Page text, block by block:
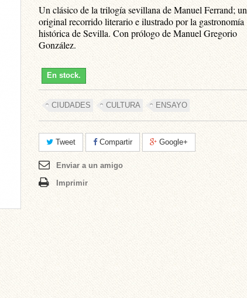
Un clásico de la trilogía sevillana de Manuel Ferrand; un
original recorrido literario e ilustrado por la gastronomía
histórica de Sevilla. Con prólogo de Manuel Gregorio
González.
En stock.
CIUDADES CULTURA ENSAYO
Tweet Compartir Google+
Enviar a un amigo
Imprimir